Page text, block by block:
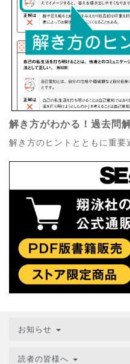
解き方がわかる！過去問
解き方のヒントとともに重要
お知らせ
読者の皆様へ